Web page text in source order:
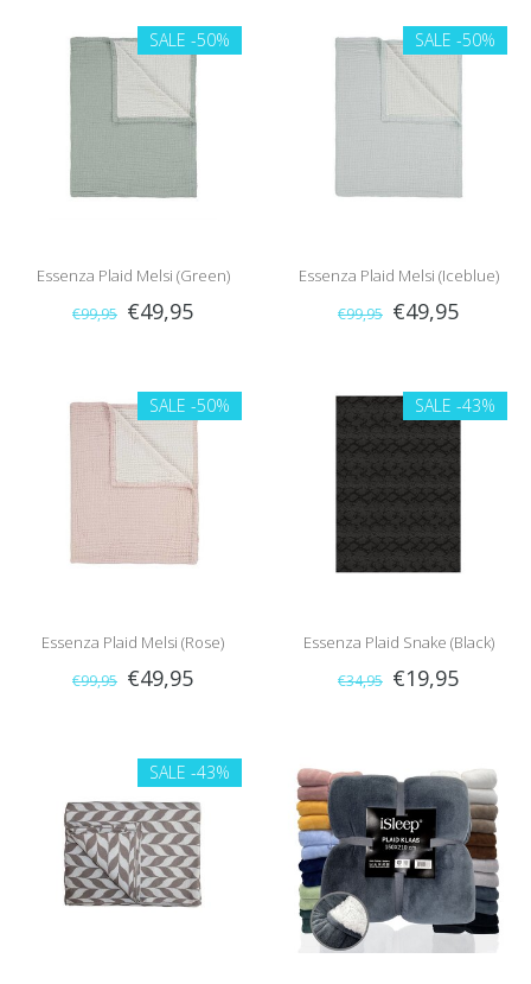
SALE -50%
Essenza Plaid Melsi (Green)
€99,95 €49,95
SALE -50%
Essenza Plaid Melsi (Iceblue)
€99,95 €49,95
SALE -50%
Essenza Plaid Melsi (Rose)
€99,95 €49,95
SALE -43%
Essenza Plaid Snake (Black)
€34,95 €19,95
SALE -43%